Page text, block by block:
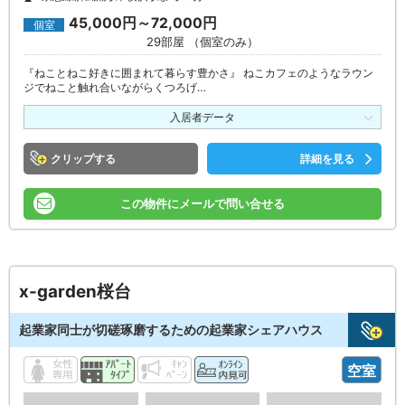
個室 45,000円～72,000円
29部屋 （個室のみ）
『ねことねこ好きに囲まれて暮らす豊かさ』 ねこカフェのようなラウン
ジでねこと触れ合いながらくつろげ…
入居者データ
クリップ 詳細を見る
この物件にメールで問い合せる
x-garden桜台
起業家同士が切磋琢磨するための起業家シェアハウス
空室